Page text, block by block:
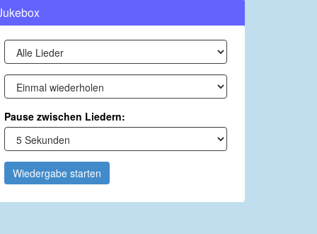
Pause zwischen Liedern:
Wiedergabe starten